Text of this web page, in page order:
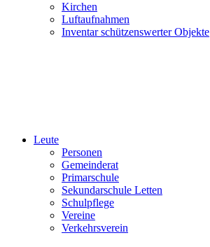
Kirchen
Luftaufnahmen
Inventar schützenswerter Objekte
Leute
Personen
Gemeinderat
Primarschule
Sekundarschule Letten
Schulpflege
Vereine
Verkehrsverein